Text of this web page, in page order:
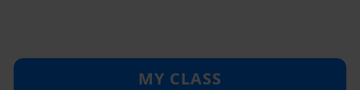
MY CLASS